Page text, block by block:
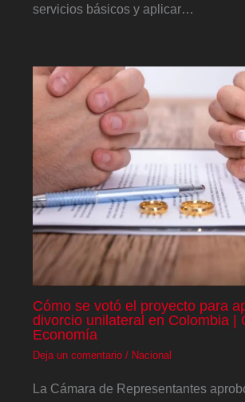
servicios básicos y aplicar…
Cómo se votó el proyecto para
divorcio unilateral en Colombia |
Economía
Deja un comentario / Nacional
La Cámara de Representantes